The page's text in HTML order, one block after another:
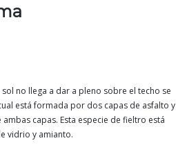
no llega a dar a pleno sobre el techo se
está formada por dos capas de asfalto y
capas. Esta especie de fieltro está
vidrio y amianto.